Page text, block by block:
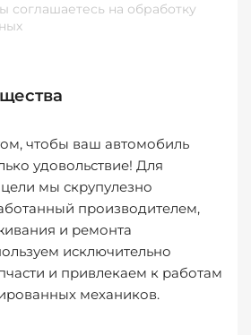
соглашаетесь на обработку
чтобы ваш автомобиль
удовольствие! Для
мы скрупулезно
производителем,
и ремонта
исключительно
и привлекаем к работам
механиков.